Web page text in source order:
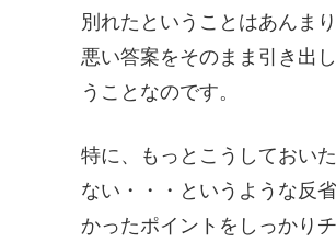
別れたということはあんま
悪い答案をそのまま引き出
うことなのです。
特に、もっとこうしておい
ない・・・というような反
かったポイントをしっかり